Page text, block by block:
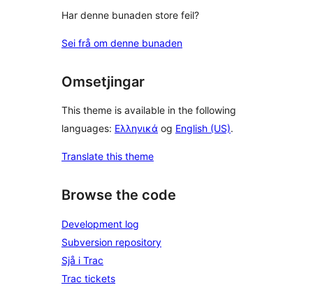
Har denne bunaden store feil?
Sei frå om denne bunaden
Omsetjingar
This theme is available in the following
languages: Ελληνικά og English (US).
Translate this theme
Browse the code
Development log
Subversion repository
Sjå i Trac
Trac tickets